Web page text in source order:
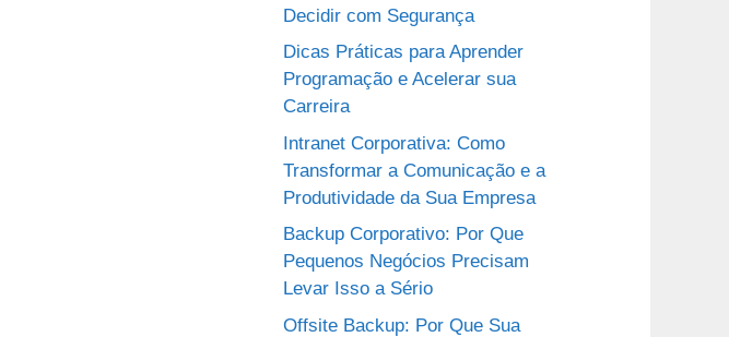
Decidir com Segurança
Dicas Práticas para Aprender
Programação e Acelerar sua
Carreira
Intranet Corporativa: Como
Transformar a Comunicação e a
Produtividade da Sua Empresa
Backup Corporativo: Por Que
Pequenos Negócios Precisam
Levar Isso a Sério
Offsite Backup: Por Que Sua